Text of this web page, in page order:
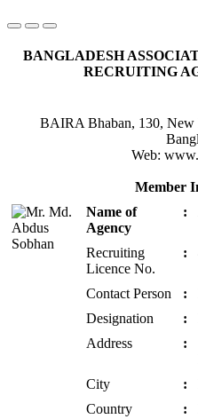
BANGLADESH
RECRUITING
BAIRA Bhaban, 130, New
Web:
Member
Name of
Agency
:
Recruiting
Licence No.
:
Contact Person :
Designation
:
Address
:
City
:
Country
: